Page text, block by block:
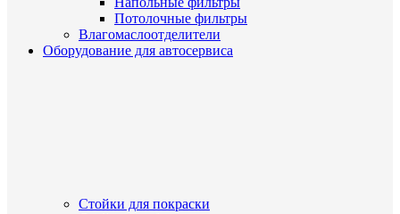
Потолочные фильтры
Влагомаслоотделители
Оборудование для автосервиса
Стойки для покраски